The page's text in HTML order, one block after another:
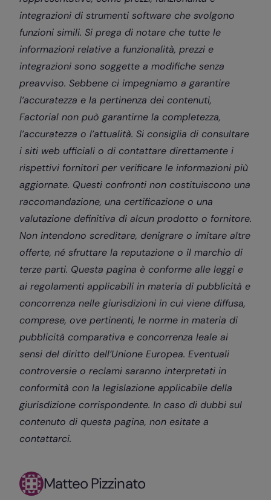
integrazioni di strumenti software che svolgono
funzioni simili. Si prega di notare che tutte le
informazioni relative a funzionalità, prezzi e
integrazioni sono soggette a modifiche senza
preavviso. Sebbene ci impegniamo a garantire
l’accuratezza e la pertinenza dei contenuti,
Factorial non può garantirne la completezza,
l’accuratezza o l’attualità. Si consiglia di consultare
i siti web ufficiali o di contattare direttamente i
rispettivi fornitori per verificare le informazioni più
aggiornate. Questi confronti non costituiscono una
raccomandazione, una certificazione o una
valutazione definitiva di alcun prodotto o fornitore.
Non intendono screditare, denigrare o imitare altre
offerte, né sfruttare la reputazione o il marchio di
terze parti. Questa pagina è conforme alle leggi e
ai regolamenti applicabili in materia di pubblicità e
concorrenza nelle giurisdizioni in cui viene diffusa,
comprese, ove pertinenti, le norme in materia di
pubblicità comparativa e concorrenza leale ai
sensi del diritto dell’Unione Europea. Eventuali
controversie o reclami saranno interpretati in
conformità con la legislazione applicabile della
giurisdizione corrispondente. In caso di dubbi sul
contenuto di questa pagina, non esitate a
contattarci.
Matteo Pizzinato